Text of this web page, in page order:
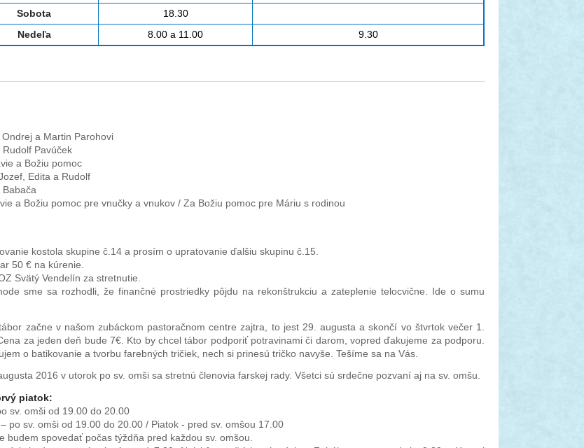
Sobota 18.30
Nedeľa 8.00 a 11.00 9.30
a Martin Parohovi
Pavúček
a Božiu pomoc
Edita a Rudolf
Babača
a Božiu pomoc pre vnučky a vnukov / Za Božiu pomoc pre Máriu s rodinou
kostola skupine č.14 a prosím o upratovanie ďalšiu skupinu č.15.
50 € na kúrenie.
Svätý Vendelín za stretnutie.
sme sa rozhodli, že finančné prostriedky pôjdu na rekonštrukciu a zateplenie telocvične. Ide o sumu
začne v našom zubáckom pastoračnom centre zajtra, to jest 29. augusta a skončí vo štvrtok večer 1.
za jeden deň bude 7€. Kto by chcel tábor podporiť potravinami či darom, vopred ďakujeme za podporu.
o batikovanie a tvorbu farebných tričiek, nech si prinesú tričko navyše. Tešíme sa na Vás.
2016 v utorok po sv. omši sa stretnú členovia farskej rady. Všetci sú srdečne pozvaní aj na sv. omšu.
piatok:
sv. omši od 19.00 do 20.00
po sv. omši od 19.00 do 20.00 / Piatok - pred sv. omšou 17.00
budem spovedať počas týždňa pred každou sv. omšou.